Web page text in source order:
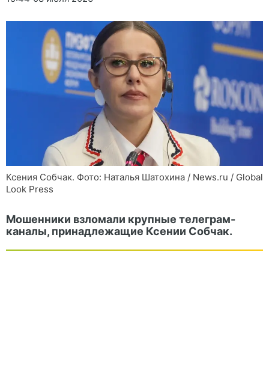
Ксения Собчак. Фото: Наталья Шатохина / News.ru / Global
Look Press
Мошенники взломали крупные телеграм-
каналы, принадлежащие Ксении Собчак.